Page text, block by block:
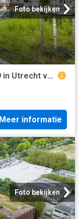
Foto bekijken
Appartement te koop Walcheren 79 in Utrecht voor € 275.000
Meer informatie
Foto bekijken